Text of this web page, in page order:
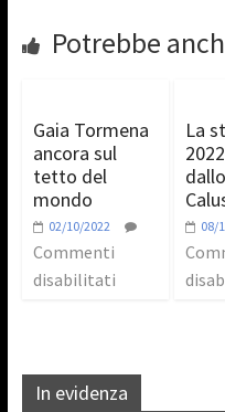
Potrebbe
Gaia Tormena
ancora sul
tetto del
mondo
02/10/2022
Commenti
disabilitati
La
08/
In evidenza